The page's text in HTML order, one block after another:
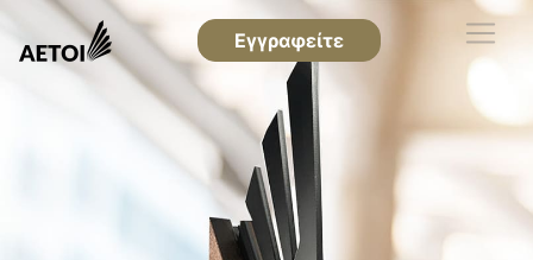
Εγγραφείτε